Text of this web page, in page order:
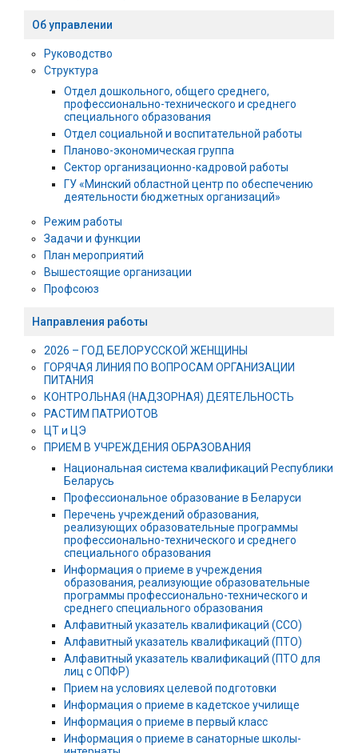
Об управлении
Руководство
Структура
Отдел дошкольного, общего среднего,
профессионально-технического и среднего
специального образования
Отдел социальной и воспитательной работы
Планово-экономическая группа
Сектор организационно-кадровой работы
ГУ «Минский областной центр по обеспечению
деятельности бюджетных организаций»
Режим работы
Задачи и функции
План мероприятий
Вышестоящие организации
Профсоюз
Направления работы
2026 – ГОД БЕЛОРУССКОЙ ЖЕНЩИНЫ
ГОРЯЧАЯ ЛИНИЯ ПО ВОПРОСАМ ОРГАНИЗАЦИИ
ПИТАНИЯ
КОНТРОЛЬНАЯ (НАДЗОРНАЯ) ДЕЯТЕЛЬНОСТЬ
РАСТИМ ПАТРИОТОВ
ЦТ и ЦЭ
ПРИЕМ В УЧРЕЖДЕНИЯ ОБРАЗОВАНИЯ
Национальная система квалификаций Республики
Беларусь
Профессиональное образование в Беларуси
Перечень учреждений образования,
реализующих образовательные программы
профессионально-технического и среднего
специального образования
Информация о приеме в учреждения
образования, реализующие образовательные
программы профессионально-технического и
среднего специального образования
Алфавитный указатель квалификаций (ССО)
Алфавитный указатель квалификаций (ПТО)
Алфавитный указатель квалификаций (ПТО для
лиц с ОПФР)
Прием на условиях целевой подготовки
Информация о приеме в кадетское училище
Информация о приеме в первый класс
Информация о приеме в санаторные школы-